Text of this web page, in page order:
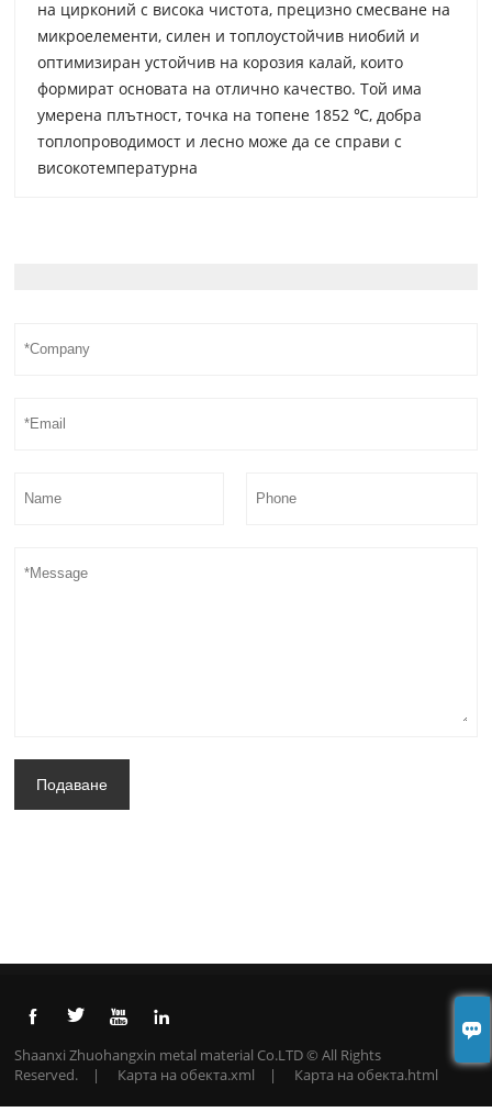
на цирконий с висока чистота, прецизно смесване на
микроелементи, силен и топлоустойчив ниобий и
оптимизиран устойчив на корозия калай, които
формират основата на отлично качество. Той има
умерена плътност, точка на топене 1852 ℃, добра
топлопроводимост и лесно може да се справи с
високотемпературна
Подаване
   
Shaanxi Zhuohangxin metal material Co.LTD © All Rights
Reserved. | Карта на обекта.xml | Карта на обекта.html
